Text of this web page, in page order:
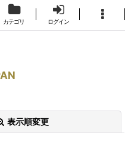
カテゴリ ログイン
表示順変更